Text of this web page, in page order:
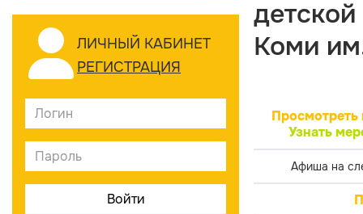
ЛИЧНЫЙ КАБИНЕТ
РЕГИСТРАЦИЯ
Коми
Просмотреть
Узнать
Афиша на